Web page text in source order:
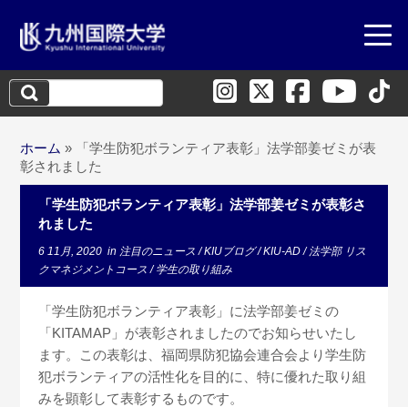
検
索:
ホーム »
「学生防犯ボランティア表彰」法学部姜ゼミが表
彰されました
「学生防犯ボランティア表彰」法学部姜ゼミが表彰さ
れました
6 11月, 2020 in 注目のニュース/KIUブログ/KIU-AD/法学部 リス
クマネジメントコース/学生の取り組み
「学生防犯ボランティア表彰」に法学部姜ゼミの
「KITAMAP」が表彰されましたのでお知らせいたし
ます。この表彰は、福岡県防犯協会連合会より学生防
犯ボランティアの活性化を目的に、特に優れた取り組
みを顕彰して表彰するものです。